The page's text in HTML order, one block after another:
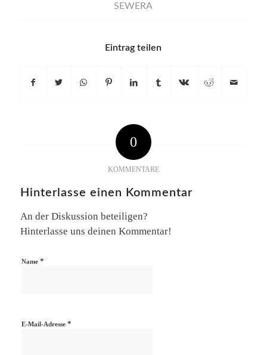
SEWERA
Eintrag teilen
0
KOMMENTARE
Hinterlasse einen Kommentar
An der Diskussion beteiligen?
Hinterlasse uns deinen Kommentar!
Name *
E-Mail-Adresse *